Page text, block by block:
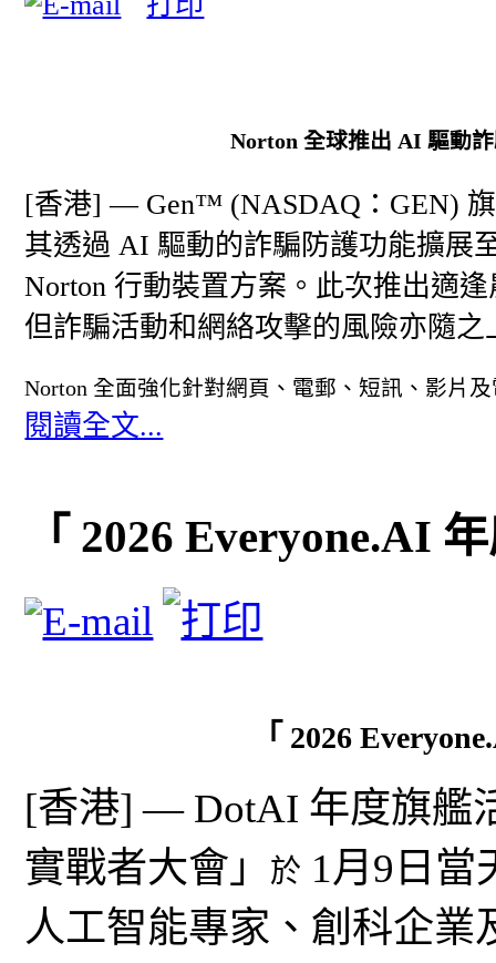
Norton 全球推出 AI 驅動
[香港] — Gen™ (NASDAQ：GEN)
其透過 AI 驅動的詐騙防護功能擴展
Norton 行動裝置方案。此次推出適
但詐騙活動和網絡攻擊的風險亦隨之
Norton 全面強化針對網頁、電郵、短訊、影片
閱讀全文...
「 2026 Everyone.AI
「 2026
[香港] — DotAI 年度旗艦
實戰者大會」
於 1月9日當
人工智能專家、創科企業